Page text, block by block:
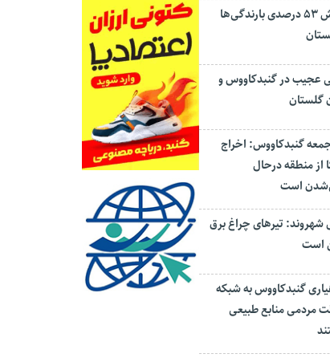
افزایش ۵۳ درصدی بارندگی‌ها
عجیب در‌ گنبدکاووس و
گلستان
گنبدکاووس: اخراج
از منطقه درحال
است
تیرهای چراغ برق
است
گنبدکاووس به شبکه
مردمی منابع طبیعی